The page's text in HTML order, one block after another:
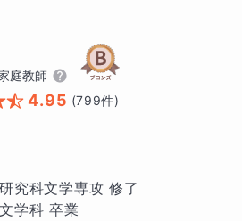
庭教師
4.95 (799件)
究科文学専攻 修了
学科 卒業